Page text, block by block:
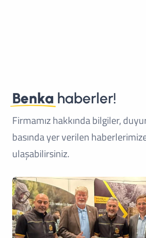
Benka haberler!
Firmamız hakkında bilgiler,
basında yer verilen
ulaşabilirsiniz.